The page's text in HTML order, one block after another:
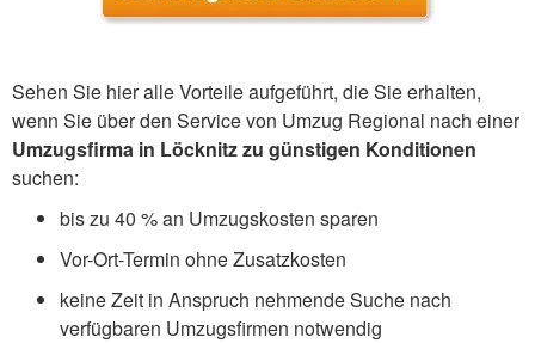
Sehen Sie hier alle Vorteile aufgeführt, die Sie erhalten,
wenn Sie über den Service von Umzug Regional nach einer
Umzugsfirma in Löcknitz zu günstigen Konditionen
suchen:
bis zu 40 % an Umzugskosten sparen
Vor-Ort-Termin ohne Zusatzkosten
keine Zeit in Anspruch nehmende Suche nach
verfügbaren Umzugsfirmen notwendig